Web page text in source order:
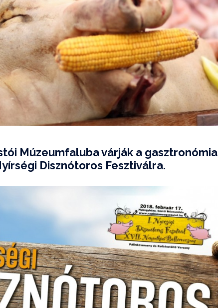
Múzeumfaluba várják a gasztronómia
Disznótoros Fesztiválra.